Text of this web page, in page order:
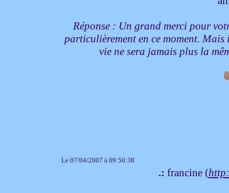
Réponse : Un grand merci pour
particulièrement en ce moment.
vie ne sera jamais plus la
Le 07/04/2007 à 09:50:38
.: francine (